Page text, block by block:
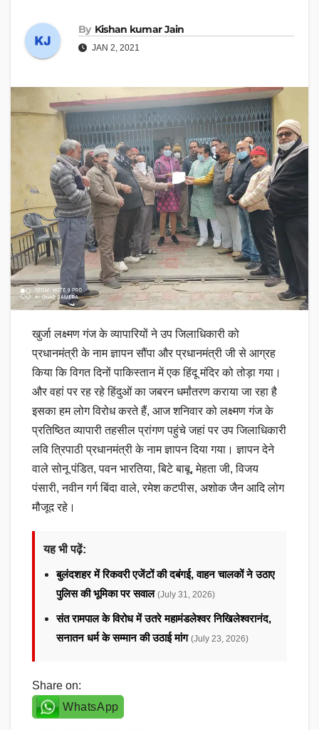
By Kishan kumar Jain
JAN 2, 2021
खुर्जा लक्ष्मण गंज के व्यापारियों ने उप जिलाधिकारी को
प्रधानमंत्री के नाम ज्ञापन सौंपा और प्रधानमंत्री जी से आग्रह
किया कि विगत दिनों पाकिस्तान में एक हिंदू मंदिर को तोड़ा गया।
और वहां पर रह रहे हिंदुओं का जबरन धर्मांतरण कराया जा रहा है
इसका हम लोग विरोध करते हैं, आज शनिवार को लक्ष्मण गंज के
प्रतिष्ठित व्यापारी तहसील प्रांगण पहुंचे जहां पर उप जिलाधिकारी
लवि त्रिपाठी प्रधानमंत्री के नाम ज्ञापन दिया गया। ज्ञापन देने
वाले सोनू पंडित, पवन भारतिया, बिटे बाबू, मेहता जी, विजय
पंसारी, नवीन गर्ग बिंदा वाले, रमेश कटपीस, अशोक जैन आदि लोग
मौजूद रहे।
यह भी पढ़ें:
बुलंदशहर में रिकवरी एजेंटों की दबंगई, वाहन चालकों ने उठाए
पुलिस की भूमिका पर सवाल (July 31, 2026)
संत रामपाल के विरोध में उतरे महामंडलेश्वर निखिलेश्वरानंद,
सनातन धर्म के सम्मान की उठाई मांग (July 23, 2026)
Share on:
WhatsApp